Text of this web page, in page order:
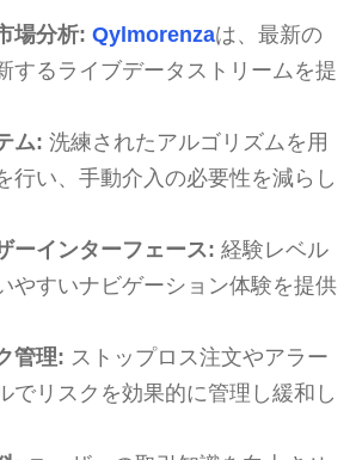
場分析: Qylmorenzaは、最新の
するライブデータストリームを提
ム: 洗練されたアルゴリズムを用
行い、手動介入の必要性を減らし
ーインターフェース: 経験レベル
やすいナビゲーション体験を提供
管理: ストップロス注文やアラー
でリスクを効果的に管理し緩和し